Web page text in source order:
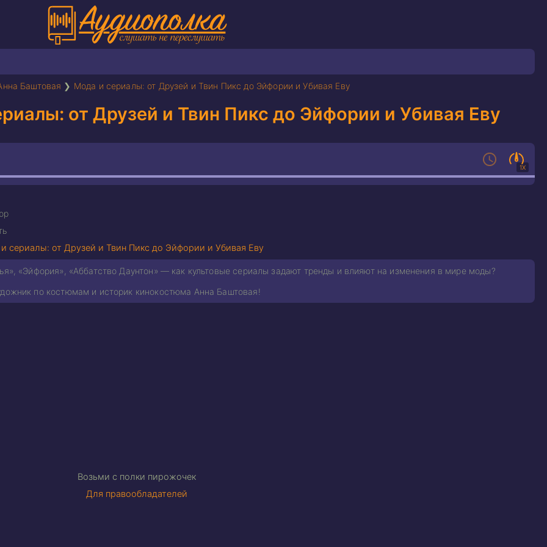
Баштовая ❯ Мода и сериалы: от Друзей и Твин Пикс до Эйфории и Убивая Еву
от Друзей и Твин Пикс до Эйфории и Убивая Еву
1X
сериалы: от Друзей и Твин Пикс до Эйфории и Убивая Еву
«Эйфория», «Аббатство Даунтон» — как культовые сериалы задают тренды и влияют на изменения в мире моды?
по костюмам и историк кинокостюма Анна Баштовая!
Возьми с полки пирожочек
Для правообладателей